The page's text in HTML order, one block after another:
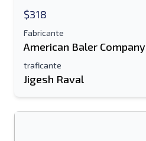
Endereço de e-mail
Móvel
$318
Fabricante
American Baler Company
traficante
Jigesh Raval
Seu nome completo